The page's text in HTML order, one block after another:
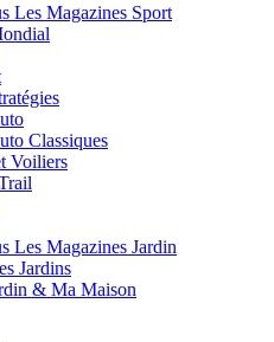
Les Magazines Sport
Classiques
Voiliers
Les Magazines Jardin
Jardins
& Ma Maison